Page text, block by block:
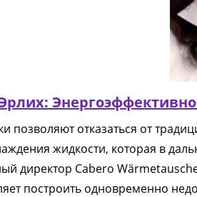
позволяют отказаться от
жидкости, которая в
директор Сabero
построить одновременно